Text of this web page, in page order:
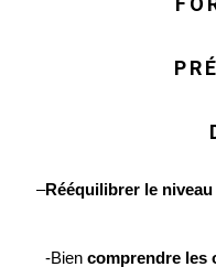
–Rééquilibrer le
-Bien comprendre les